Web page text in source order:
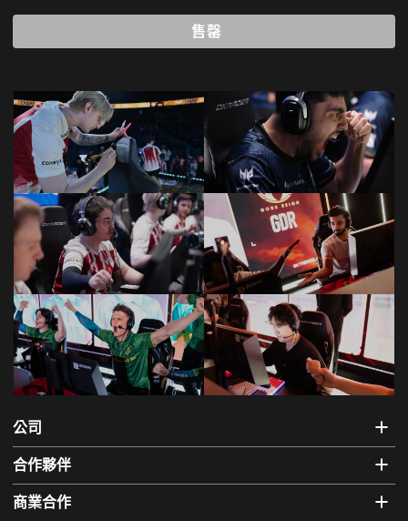
售罄
公司
合作夥伴
商業合作